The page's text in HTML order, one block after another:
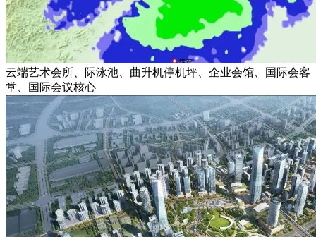
云端艺术会所、际泳池、曲升机停机坪、企业会馆、国际会客
堂、国际会议核心